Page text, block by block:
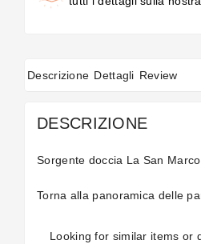
Descrizione Dettagli Review
DESCRIZIONE
Sorgente doccia La San Marco
Torna alla panoramica delle
Looking for similar items or